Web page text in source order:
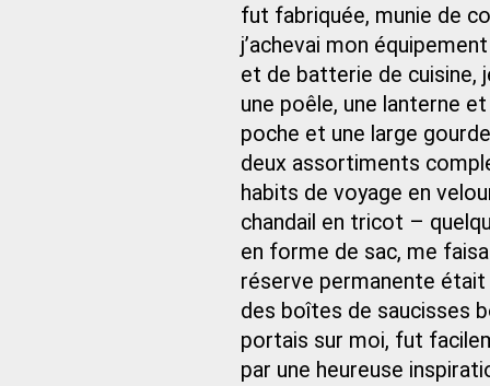
fut fabriquée, munie de
j’achevai mon
et de batterie de cuisine,
une poêle, une lanterne
poche et une large
deux assortiments
habits de voyage en
chandail en tricot –
en forme de sac, me
réserve permanente
des boîtes de saucisses
portais sur moi, fut
par une heureuse